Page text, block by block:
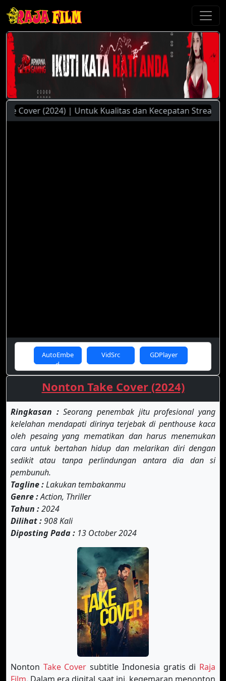
Cover (2024) | Untuk Kualitas dan Kecepatan Streaming
AutoEmbe
d
VidSrc GDPlayer
Nonton Take Cover (2024)
Ringkasan :Seorang penembak jitu profesional yang
kelelahan mendapati dirinya terjebak di penthouse kaca
oleh pesaing yang mematikan dan harus menemukan
cara untuk bertahan hidup dan melarikan diri dengan
sedikit atau tanpa perlindungan antara dia dan si
pembunuh.
Tagline :Lakukan tembakanmu
Genre :Action, Thriller
Tahun :2024
Dilihat :908 Kali
Diposting Pada : 13 October 2024
Nonton Take Cover subtitle Indonesia gratis di Raja